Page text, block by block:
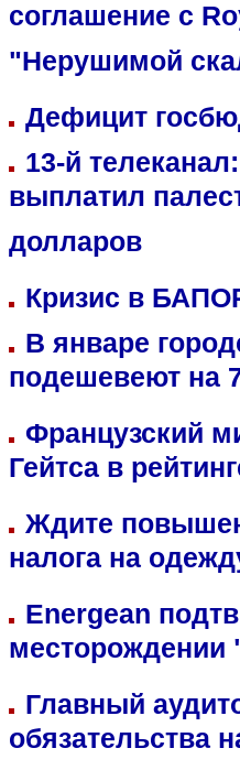
соглашение с
"Нерушимой
Дефицит
13-й
выплатил
долларов
Кризис в
В январе
подешевеют на
Французский
Гейтса в
Ждите
налога на
Energean
Главный
обязательства